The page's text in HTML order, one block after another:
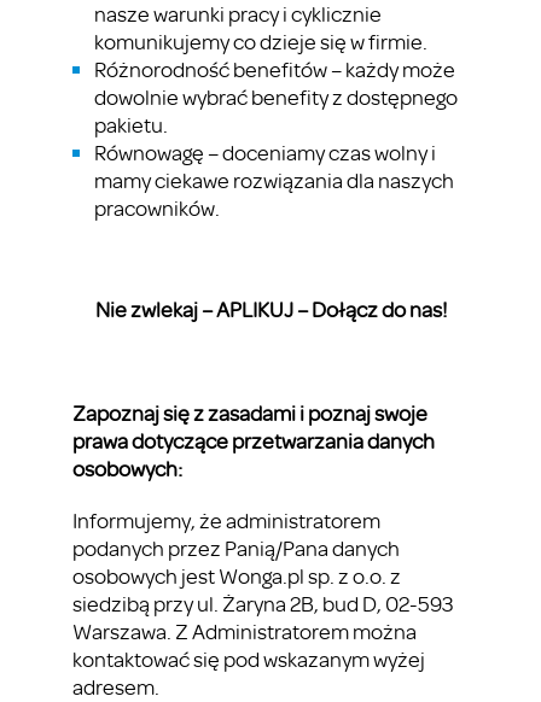
nasze warunki pracy i cyklicznie
komunikujemy co dzieje się w firmie.
Różnorodność benefitów – każdy może
dowolnie wybrać benefity z dostępnego
pakietu.
Równowagę – doceniamy czas wolny i
mamy ciekawe rozwiązania dla naszych
pracowników.
Nie zwlekaj – APLIKUJ – Dołącz do nas!
Zapoznaj się z zasadami i poznaj swoje
prawa dotyczące przetwarzania danych
osobowych:
Informujemy, że administratorem
podanych przez Panią/Pana danych
osobowych jest Wonga.pl sp. z o.o. z
siedzibą przy ul. Żaryna 2B, bud D, 02-593
Warszawa. Z Administratorem można
kontaktować się pod wskazanym wyżej
adresem.